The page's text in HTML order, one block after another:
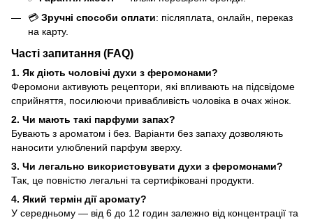
💳 Зручні способи оплати: післяплата, онлайн, переказ
на карту.
Часті запитання (FAQ)
1. Як діють чоловічі духи з феромонами?
Феромони активують рецептори, які впливають на підсвідоме
сприйняття, посилюючи привабливість чоловіка в очах жінок.
2. Чи мають такі парфуми запах?
Бувають з ароматом і без. Варіанти без запаху дозволяють
наносити улюблений парфум зверху.
3. Чи легально використовувати духи з феромонами?
Так, це повністю легальні та сертифіковані продукти.
4. Який термін дії аромату?
У середньому — від 6 до 12 годин залежно від концентрації та